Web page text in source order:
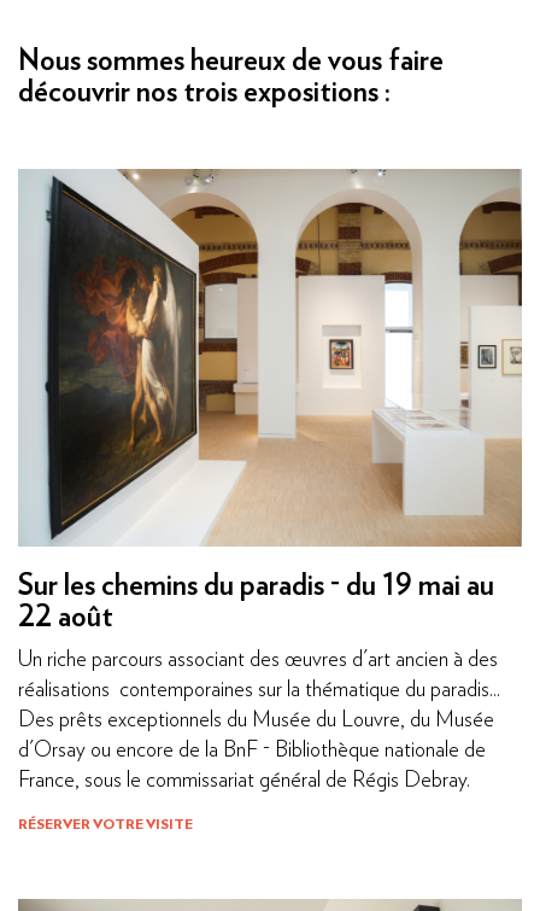
Nous sommes heureux de vous faire
découvrir nos trois expositions :
Sur les chemins du paradis - du 19 mai au
22 août
Un riche parcours associant des œuvres d'art ancien à des
réalisations contemporaines sur la thématique du paradis...
Des prêts exceptionnels du Musée du Louvre, du Musée
d'Orsay ou encore de la BnF - Bibliothèque nationale de
France, sous le commissariat général de Régis Debray.
RÉSERVER VOTRE VISITE